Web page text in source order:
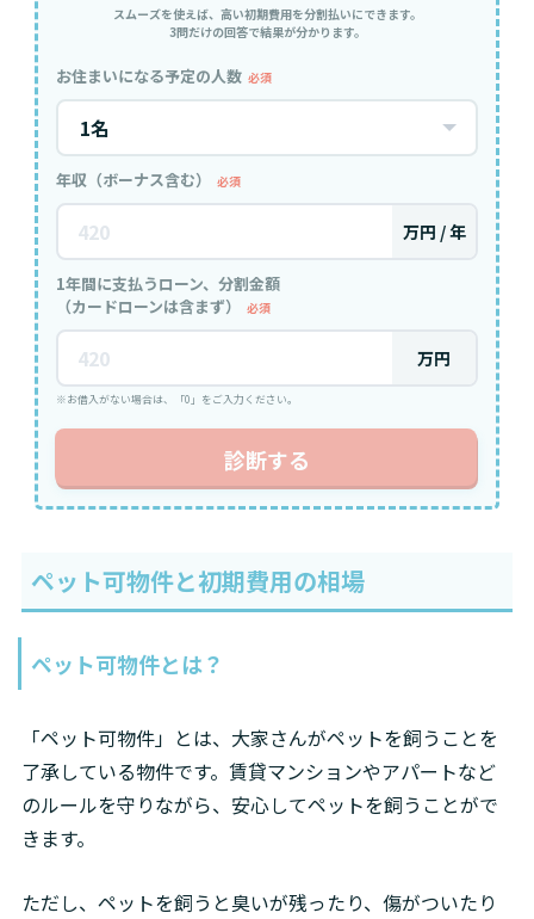
スムーズを使えば、高い初期費用を分割払いにできます。
3問だけの回答で結果が分かります。
お住まいになる予定の人数 必須
年収（ボーナス含む） 必須
万円 / 年
1年間に支払うローン、分割金額
（カードローンは含まず）
必須
万円
※お借入がない場合は、「0」をご入力ください。
診断する
ペット可物件と初期費用の相場
ペット可物件とは？
「ペット可物件」とは、大家さんがペットを飼うことを
了承している物件です。賃貸マンションやアパートなど
のルールを守りながら、安心してペットを飼うことがで
きます。
ただし、ペットを飼うと臭いが残ったり、傷がついたり